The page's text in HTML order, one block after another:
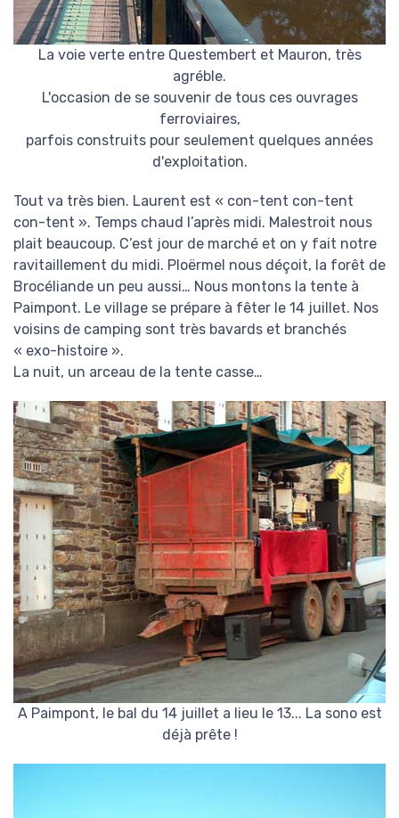
La voie verte entre Questembert et Mauron, très
agréble.
L'occasion de se souvenir de tous ces ouvrages
ferroviaires,
parfois construits pour seulement quelques années
d'exploitation.
Tout va très bien. Laurent est « con-tent con-tent
con-tent ». Temps chaud l’après midi. Malestroit nous
plait beaucoup. C’est jour de marché et on y fait notre
ravitaillement du midi. Ploërmel nous déçoit, la forêt de
Brocéliande un peu aussi… Nous montons la tente à
Paimpont. Le village se prépare à fêter le 14 juillet. Nos
voisins de camping sont très bavards et branchés
« exo-histoire ».
La nuit, un arceau de la tente casse…
A Paimpont, le bal du 14 juillet a lieu le 13... La sono est
déjà prête !